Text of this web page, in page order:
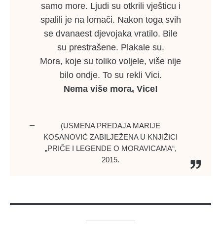
samo more. Ljudi su otkrili vješticu i
spalili je na lomači. Nakon toga svih
se dvanaest djevojaka vratilo. Bile
su prestrašene. Plakale su.
Mora, koje su toliko voljele, više nije
bilo ondje. To su rekli Vici.
Nema više mora, Vice!
(USMENA PREDAJA MARIJE
KOSANOVIĆ ZABILJEŽENA U KNJIŽICI
„PRIČE I LEGENDE O MORAVICAMA“,
2015.